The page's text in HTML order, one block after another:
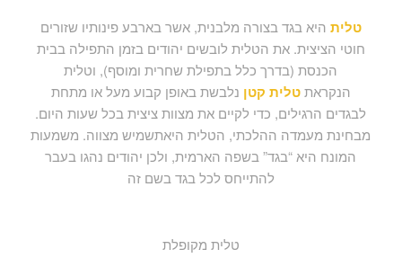
טלית היא בגד בצורה מלבנית, אשר בארבע פינותיו שזורים
חוטי הציצית. את הטלית לובשים יהודים בזמן התפילה בבית
הכנסת (בדרך כלל בתפילת שחרית ומוסף), וטלית
הנקראתטלית קטן נלבשת באופן קבוע מעל או מתחת
לבגדים הרגילים, כדי לקיים את מצוות ציצית בכל שעות היום.
מבחינת מעמדה ההלכתי, הטלית היאתשמיש מצווה. משמעות
המונח היא “בגד” בשפה הארמית, ולכן יהודים נהגו בעבר
להתייחס לכל בגד בשם זה
טלית מקופלת